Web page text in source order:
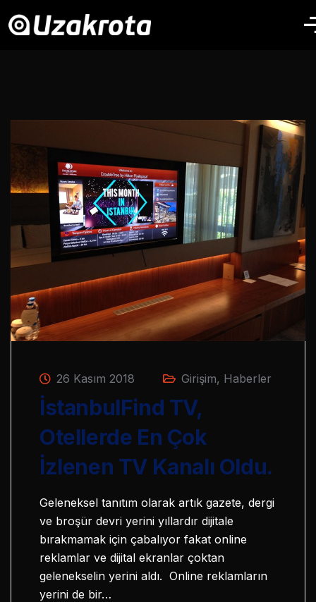
26 Kasım 2018 Girişim, Haberler
İstanbulFind TV,
Otellerde En Çok
İzlenen TV Kanalı Oldu.
Geleneksel tanıtım olarak artık gazete, dergi
ve broşür devri yerini yıllardır dijitale
bırakmamak için çabalıyor fakat online
reklamlar ve dijital ekranlar çoktan
gelenekselin yerini aldı. Online reklamların
yerini de bir…